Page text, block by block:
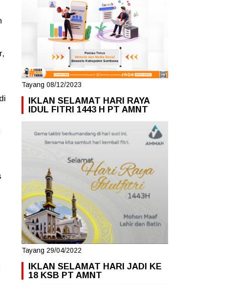
Tayang 08/12/2023
IKLAN SELAMAT HARI RAYA
IDUL FITRI 1443 H PT AMNT
Tayang 29/04/2022
IKLAN SELAMAT HARI JADI KE
18 KSB PT AMNT